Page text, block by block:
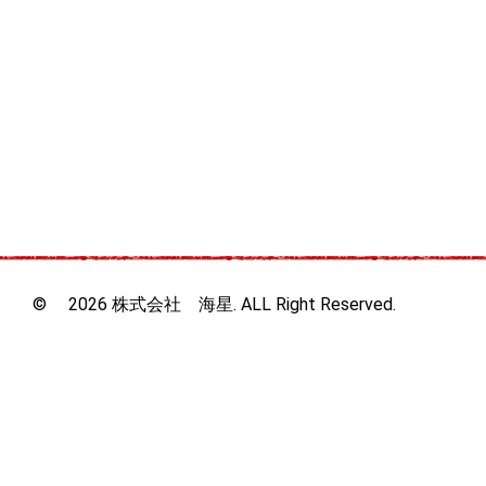
© 2026 株式会社 海星. ALL Right Reserved.